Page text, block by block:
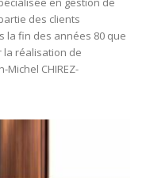
des clients
la fin des années 80 que
la réalisation de
CHIREZ-